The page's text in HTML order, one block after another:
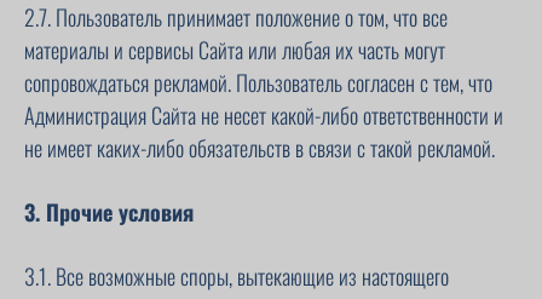
2.7. Пользователь принимает положение о том, что все
материалы и сервисы Сайта или любая их часть могут
сопровождаться рекламой. Пользователь согласен с тем, что
Администрация Сайта не несет какой-либо ответственности и
не имеет каких-либо обязательств в связи с такой рекламой.
3. Прочие условия
3.1. Все возможные споры, вытекающие из настоящего